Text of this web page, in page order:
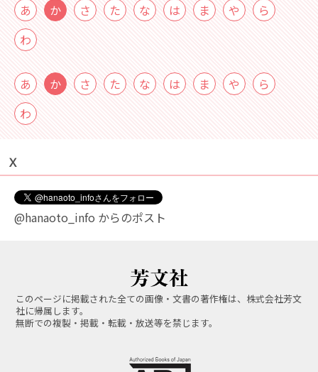
あ か さ た な は ま や
ら
わ
あ か さ た な は ま や
ら
わ
Ｘ
@hanaoto_info からのポスト
このページに掲載された全ての画像・文書の著作権は、株式会社芳文
社に帰属します。
無断での複製・掲載・転載・放送等を禁じます。